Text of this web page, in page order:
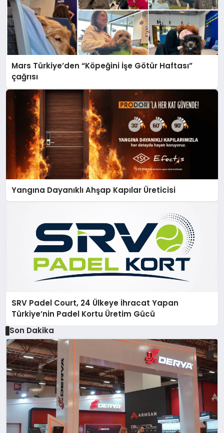
Mars Türkiye’den “Köpeğini İşe Götür Haftası”
çağrısı
Yangına Dayanıklı Ahşap Kapılar Üreticisi
SRV Padel Court, 24 Ülkeye İhracat Yapan
Türkiye’nin Padel Kortu Üretim Gücü
Son Dakika